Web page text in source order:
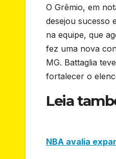
O Grêmio, em
desejou sucesso
na equipe, que
fez uma nova
MG. Battaglia
fortalecer o
Leia
NBA avalia